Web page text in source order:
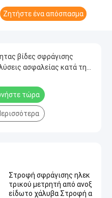
Ζητήστε ένα απόσπασμα
βίδες σφράγισης
ασφαλείας κατά της
τώρα
Στροφή σφράγισης ηλεκ
τρικού μετρητή από ανοξ
είδωτο χάλυβα Στροφή α